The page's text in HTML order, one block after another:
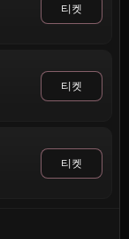
티켓
티켓
티켓